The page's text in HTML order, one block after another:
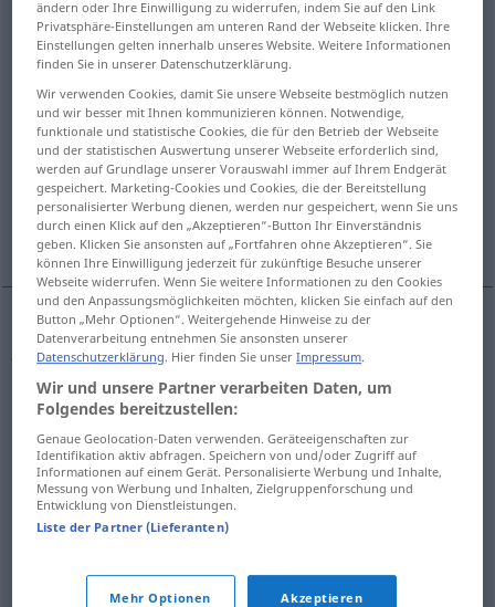
Übersicht aller Übersetzungen
(Für mehr Details die Übersetzung anklicken/antippen)
jug, pitcher, pitcher
beer mug, stein, tankard flagon
ampulla inn
jugbesonders BR Krug Behälter für Flüssigkeit
pitcher US Krug
pitcher BR Krugbesonders großer
ändern oder Ihre Einwilligung zu widerrufen, indem Sie auf den Link
Privatsphäre-Einstellungen am unteren Rand der Webseite klicken. Ihre
Einstellungen gelten innerhalb unseres Website. Weitere Informationen
finden Sie in unserer Datenschutzerklärung.
Wir verwenden Cookies, damit Sie unsere Webseite bestmöglich nutzen
und wir besser mit Ihnen kommunizieren können. Notwendige,
funktionale und statistische Cookies, die für den Betrieb der Webseite
und der statistischen Auswertung unserer Webseite erforderlich sind,
werden auf Grundlage unserer Vorauswahl immer auf Ihrem Endgerät
gespeichert. Marketing-Cookies und Cookies, die der Bereitstellung
personalisierter Werbung dienen, werden nur gespeichert, wenn Sie uns
durch einen Klick auf den „Akzeptieren“-Button Ihr Einverständnis
geben. Klicken Sie ansonsten auf „Fortfahren ohne Akzeptieren“. Sie
können Ihre Einwilligung jederzeit für zukünftige Besuche unserer
Webseite widerrufen. Wenn Sie weitere Informationen zu den Cookies
und den Anpassungsmöglichkeiten möchten, klicken Sie einfach auf den
Button „Mehr Optionen“. Weitergehende Hinweise zu der
Datenverarbeitung entnehmen Sie ansonsten unserer
Datenschutzerklärung. Hier finden Sie unserImpressum.
Wir und unsere Partner verarbeiten Daten, um
Folgendes bereitzustellen:
Genaue Geolocation-Daten verwenden. Geräteeigenschaften zur
Identifikation aktiv abfragen. Speichern von und/oder Zugriff auf
Informationen auf einem Gerät. Personalisierte Werbung und Inhalte,
Messung von Werbung und Inhalten, Zielgruppenforschung und
Entwicklung von Dienstleistungen.
Liste der Partner (Lieferanten)
Mehr Optionen Akzeptieren